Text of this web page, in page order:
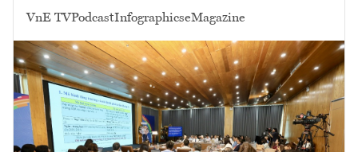
VnE TVPodcastInfographicseMagazine